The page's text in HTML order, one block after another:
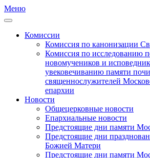
Меню
Комиссии
Комиссия по канонизации
Комиссия по исследованию
новомучеников и
увековечиванию памяти
священнослужителей
епархии
Новости
Общецерковные новости
Епархиальные новости
Предстоящие дни памяти
Предстоящие дни
Божией Матери
Предстоящие дни памяти